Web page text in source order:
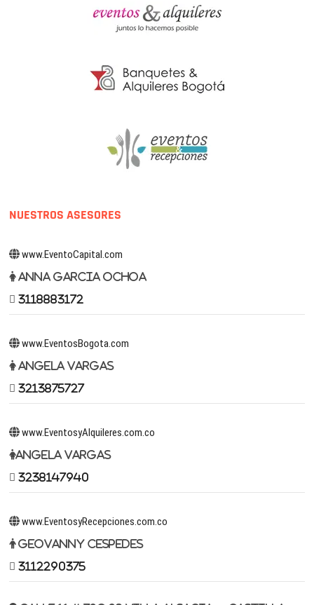
NUESTROS ASESORES
www.EventoCapital.com
Anna Garcia Ochoa
3118883172
www.EventosBogota.com
Angela Vargas
3213875727
www.EventosyAlquileres.com.co
Angela Vargas
3238147940
www.EventosyRecepciones.com.co
Geovanny Cespedes
3112290375